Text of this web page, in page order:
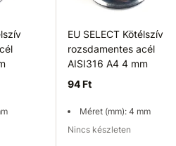
EU SELECT Kötélszív
rozsdamentes acél
AISI316 A4 4 mm
94 Ft
Méret (mm): 4 mm
Nincs készleten